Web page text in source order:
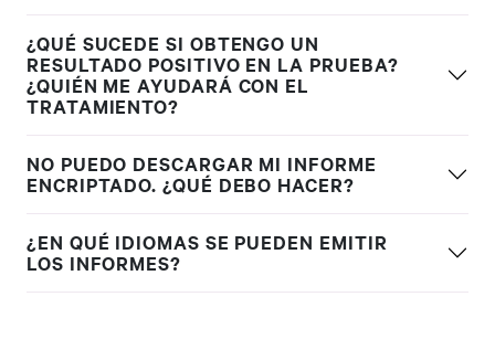
¿QUÉ SUCEDE SI OBTENGO UN
RESULTADO POSITIVO EN LA PRUEBA?
¿QUIÉN ME AYUDARÁ CON EL
TRATAMIENTO?
NO PUEDO DESCARGAR MI INFORME
ENCRIPTADO. ¿QUÉ DEBO HACER?
¿EN QUÉ IDIOMAS SE PUEDEN EMITIR
LOS INFORMES?